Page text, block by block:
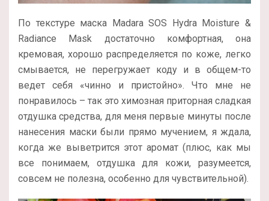
По текстуре маска Madara SOS Hydra Moisture &
Radiance Mask достаточно комфортная, она
кремовая, хорошо распределяется по коже, легко
смывается, не перегружает коду и в общем-то
ведет себя «чинно и пристойно». Что мне не
понравилось – так это химозная приторная сладкая
отдушка средства, для меня первые минуты после
нанесения маски были прямо мучением, я ждала,
когда же выветрится этот аромат (плюс, как мы
все понимаем, отдушка для кожи, разумеется,
совсем не полезна, особенно для чувствительной).